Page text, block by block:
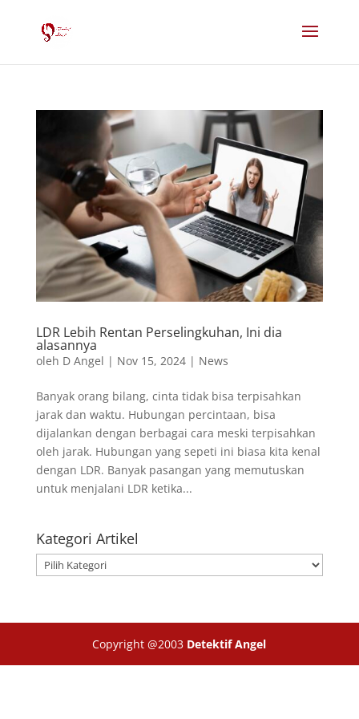
LDR Lebih Rentan Perselingkuhan, Ini dia
alasannya
oleh D Angel | Nov 15, 2024| News
Banyak orang bilang, cinta tidak bisa terpisahkan
jarak dan waktu. Hubungan percintaan, bisa
dijalankan dengan berbagai cara meski terpisahkan
oleh jarak. Hubungan yang sepeti ini biasa kita kenal
dengan LDR. Banyak pasangan yang memutuskan
untuk menjalani LDR ketika...
Kategori Artikel
Kategori
Artikel
Copyright @2003 Detektif Angel